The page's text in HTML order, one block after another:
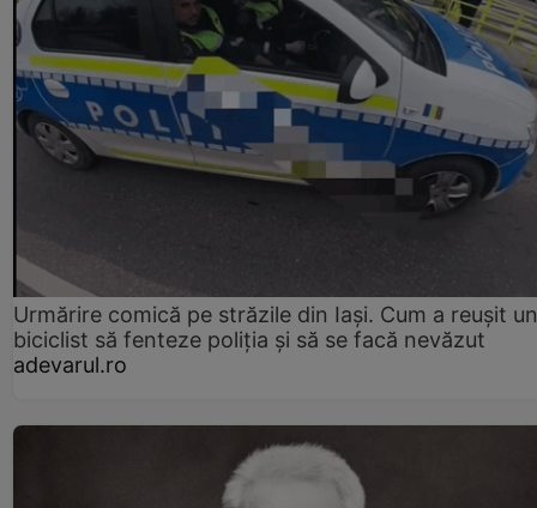
Urmărire comică pe străzile din Iași. Cum a reușit un
biciclist să fenteze poliția și să se facă nevăzut
adevarul.ro